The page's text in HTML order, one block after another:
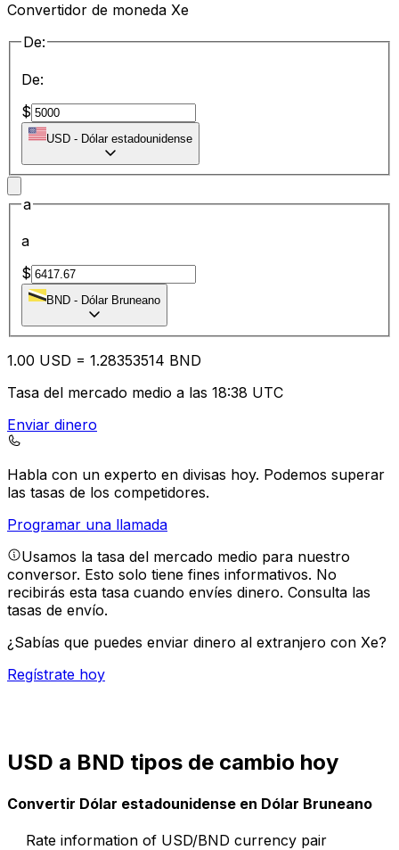
Convertidor de moneda Xe
De:
De:
$
USD - Dólar estadounidense
a
a
$
BND - Dólar Bruneano
1.00 USD = 1.28353514 BND
Tasa del mercado medio a las 18:38 UTC
Enviar dinero
Habla con un experto en divisas hoy. Podemos superar
las tasas de los competidores.
Programar una llamada
Usamos la tasa del mercado medio para nuestro
conversor. Esto solo tiene fines informativos. No
recibirás esta tasa cuando envíes dinero. Consulta las
tasas de envío.
¿Sabías que puedes enviar dinero al extranjero con Xe?
Regístrate hoy
USD a BND tipos de cambio hoy
Convertir Dólar estadounidense en Dólar Bruneano
Rate information of USD/BND currency pair